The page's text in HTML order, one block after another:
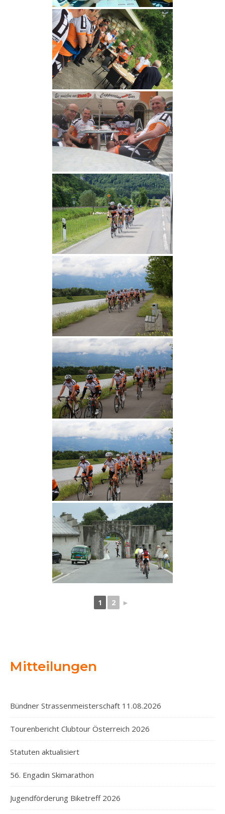
1 2 ►
Mitteilungen
Bündner Strassenmeisterschaft 11.08.2026
Tourenbericht Clubtour Österreich 2026
Statuten aktualisiert
56. Engadin Skimarathon
Jugendförderung Biketreff 2026